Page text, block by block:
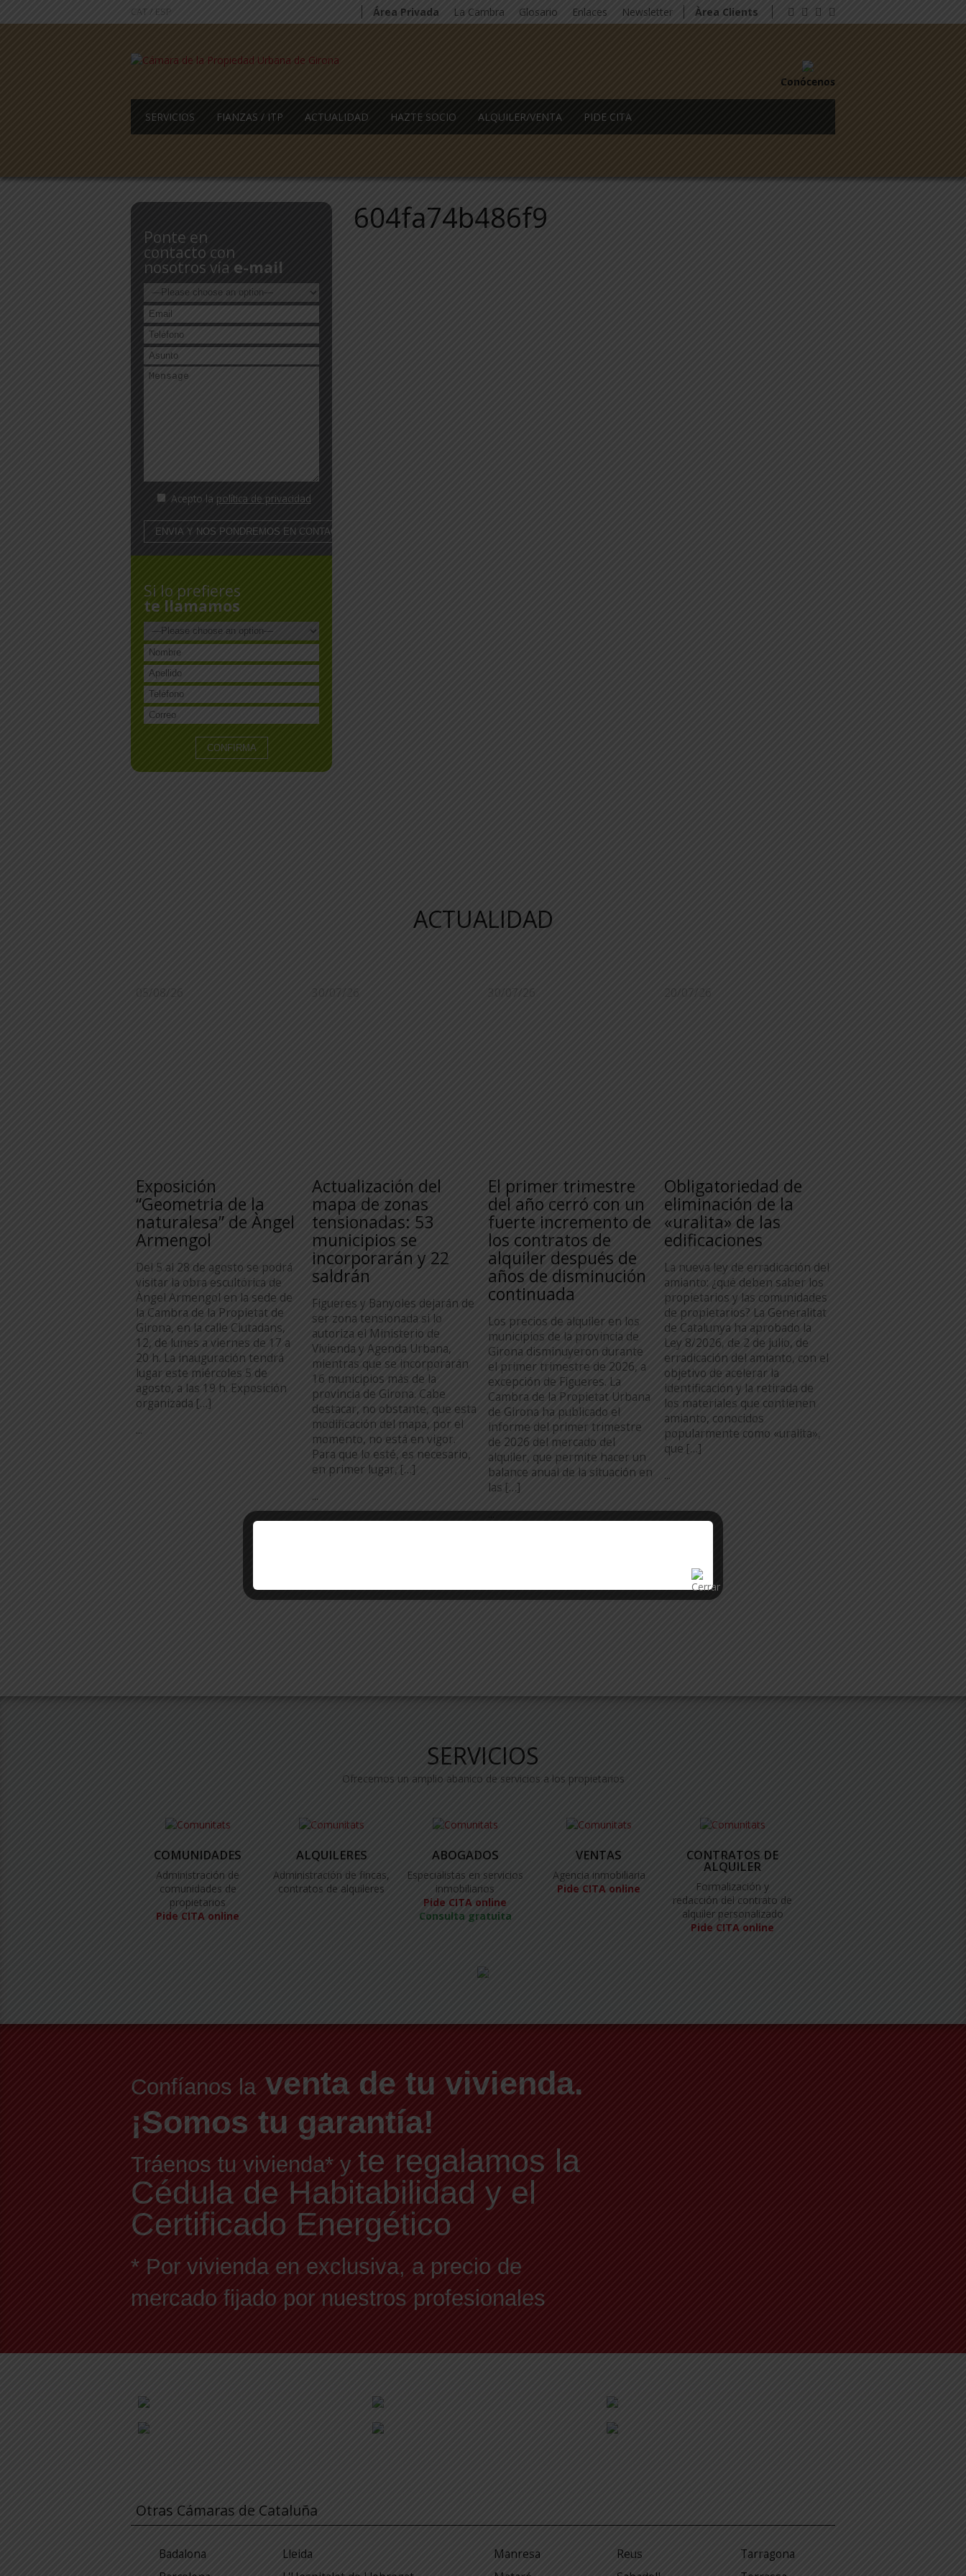
CAT / ESP Área Privada La Cambra Glosario Enlaces Newsletter Àrea Clients
Conócenos
SERVICIOS FIANZAS / ITP ACTUALIDAD HAZTE SOCIO ALQUILER/VENTA PIDE CITA
604fa74b486f9
Ponte en
contacto con
nosotros vía e-mail
Acepto la política de privacidad
Si lo prefieres
te llamamos
ACTUALIDAD
05/08/26
Exposición
“Geometria de la
naturalesa” de Àngel
Armengol
Del 5 al 28 de agosto se podrá
visitar la obra escultórica de
Àngel Armengol en la sede de
la Cambra de la Propietat de
Girona, en la calle Ciutadans,
12, de lunes a viernes de 17 a
20 h. La inauguración tendrá
lugar este miércoles 5 de
agosto, a las 19 h. Exposición
organizada […]
...
30/07/26
Actualización del
mapa de zonas
tensionadas: 53
municipios se
incorporarán y 22
saldrán
Figueres y Banyoles dejarán de
ser zona tensionada si lo
autoriza el Ministerio de
Vivienda y Agenda Urbana,
mientras que se incorporarán
16 municipios más de la
provincia de Girona. Cabe
destacar, no obstante, que esta
modificación del mapa, por el
momento, no está en vigor.
Para que lo esté, es necesario,
en primer lugar, […]
...
30/07/26
El primer trimestre
del año cerró con un
fuerte incremento de
los contratos de
alquiler después de
años de disminución
continuada
Los precios de alquiler en los
municipios de la provincia de
Girona disminuyeron durante
el primer trimestre de 2026, a
excepción de Figueres. La
Cambra de la Propietat Urbana
de Girona ha publicado el
informe del primer trimestre
de 2026 del mercado del
alquiler, que permite hacer un
balance anual de la situación en
las […]
...
20/07/26
Obligatoriedad de
eliminación de la
«uralita» de las
edificaciones
La nueva ley de erradicación del
amianto: ¿qué deben saber los
propietarios y las comunidades
de propietarios? La Generalitat
de Catalunya ha aprobado la
Ley 8/2026, de 2 de julio, de
erradicación del amianto, con el
objetivo de acelerar la
identificación y la retirada de
los materiales que contienen
amianto, conocidos
popularmente como «uralita»,
que […]
...
SERVICIOS
Ofrecemos un amplio abanico de servicios a los propietarios
COMUNIDADES
Administración de
comunidades de
propietarios
Pide CITA online
ALQUILERES
Administración de fincas,
contratos de alquileres
ABOGADOS
Especialistas en servicios
inmobiliarios
Pide CITA online
Consulta gratuita
VENTAS
Agencia inmobiliaria
Pide CITA online
CONTRATOS DE
ALQUILER
Formalización y
redacción del contrato de
alquiler personalizado
Pide CITA online
Confíanos la venta de tu vivienda.
¡Somos tu garantía!
Tráenos tu vivienda* y te regalamos la
Cédula de Habitabilidad y el
Certificado Energético
* Por vivienda en exclusiva, a precio de
mercado fijado por nuestros profesionales
Otras Cámaras de Cataluña
Badalona Lleida Manresa Reus
Tarragona